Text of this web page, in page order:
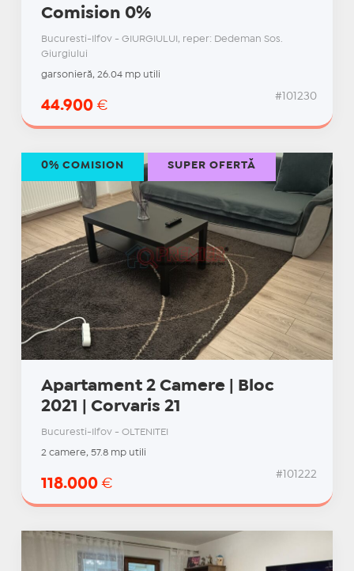
Comision 0%
Bucuresti-Ilfov - GIURGIULUI, reper: Dedeman Sos.
Giurgiului
garsonieră, 26.04 mp utili
44.900 €
#101230
Apartament 2 Camere | Bloc
2021 | Corvaris 21
Bucuresti-Ilfov - OLTENITEI
2 camere, 57.8 mp utili
118.000 €
#101222
0% COMISION SUPER OFERTĂ